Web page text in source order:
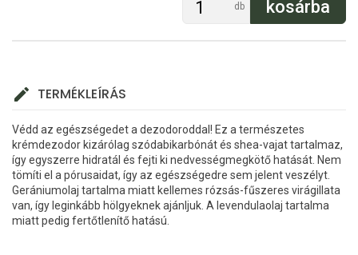
db
TERMÉKLEÍRÁS
Védd az egészségedet a dezodoroddal! Ez a természetes
krémdezodor kizárólag szódabikarbónát és shea-vajat tartalmaz,
így egyszerre hidratál és fejti ki nedvességmegkötő hatását. Nem
tömíti el a pórusaidat, így az egészségedre sem jelent veszélyt.
Gerániumolaj tartalma miatt kellemes rózsás-fűszeres virágillata
van, így leginkább hölgyeknek ajánljuk. A levendulaolaj tartalma
miatt pedig fertőtlenítő hatású.